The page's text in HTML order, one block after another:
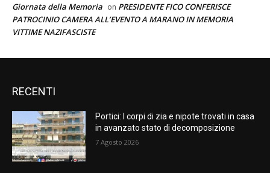
Giornata della Memoria on PRESIDENTE FICO CONFERISCE
PATROCINIO CAMERA ALL’EVENTO A MARANO IN MEMORIA
VITTIME NAZIFASCISTE
RECENTI
Portici: I corpi di zia e nipote trovati in casa
in avanzato stato di decomposizione
7 Agosto 2026